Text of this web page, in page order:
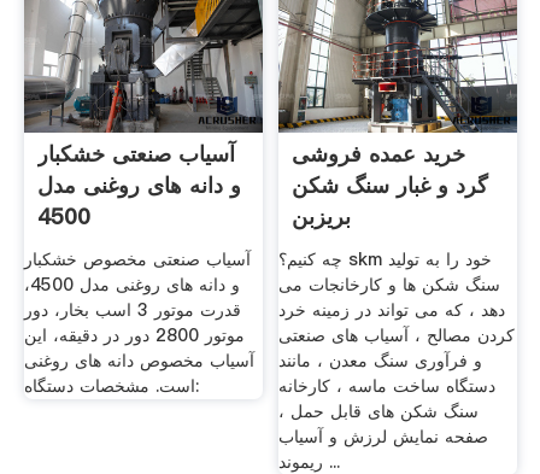
آسیاب صنعتی خشکبار
و دانه های روغنی مدل
4500
آسیاب صنعتی مخصوص خشکبار
و دانه های روغنی مدل 4500،
قدرت موتور 3 اسب بخار، دور
موتور 2800 دور در دقیقه، این
آسیاب مخصوص دانه های روغنی
است. مشخصات دستگاه:
خرید عمده فروشی
گرد و غبار سنگ شکن
بریزبن
چه کنیم؟ skm خود را به تولید
سنگ شکن ها و کارخانجات می
دهد ، که می تواند در زمینه خرد
کردن مصالح ، آسیاب های صنعتی
و فرآوری سنگ معدن ، مانند
دستگاه ساخت ماسه ، کارخانه
سنگ شکن های قابل حمل ،
صفحه نمایش لرزش و آسیاب
ریموند ...